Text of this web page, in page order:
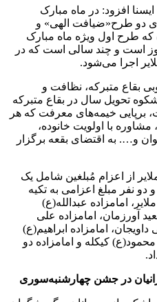
افزود: در ماه مبارک
دو طرح«ضیافت الهی» و
که طرح اول ویژه ماه مبارک
است و چند سالی است که در
بقاع متبرکه، نظافت و
تحویل سال در بقاع متبرکه
برپایی خیمه‌های معرفت که هر
با اولویت خانوده،
و…. به اقتضای بقعه برگزار
از اعزام مُبلغین شامل یک
نفر مبلغ اعزامی به تکیه
امامزاده عبدالله(ع)
آورزمان‌، امامزاده علی
امامزاده ابراهیم(ع)
کیکله و امامزاده دو
در جشن چهارشنبه‌سوری